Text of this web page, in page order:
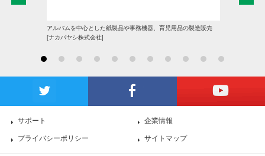
アルバムを中心とした紙製品や事務機器、育児用品の製造販売
[ナカバヤシ株式会社]
サポート 企業情報
プライバシーポリシー サイトマップ